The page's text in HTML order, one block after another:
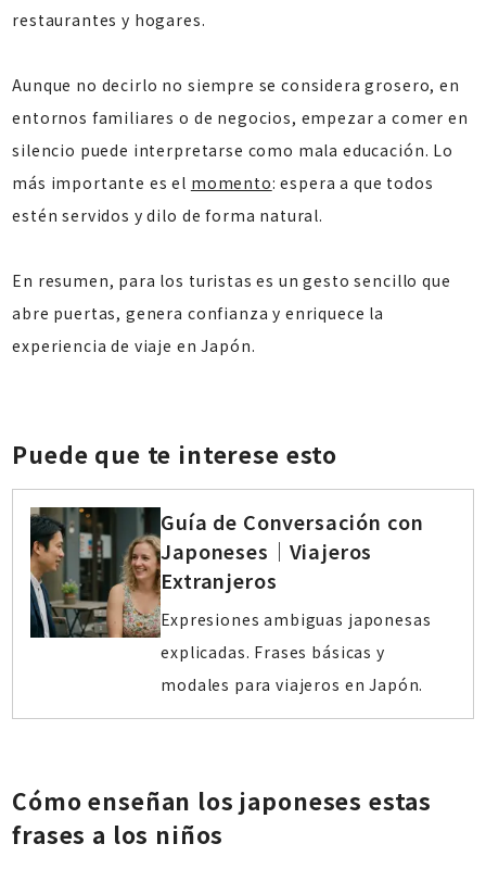
restaurantes y hogares.
Aunque no decirlo no siempre se considera grosero, en
entornos familiares o de negocios, empezar a comer en
silencio puede interpretarse como mala educación. Lo
más importante es el momento: espera a que todos
estén servidos y dilo de forma natural.
En resumen, para los turistas es un gesto sencillo que
abre puertas, genera confianza y enriquece la
experiencia de viaje en Japón.
Puede que te interese esto
Guía de Conversación con
Japoneses｜Viajeros
Extranjeros
Expresiones ambiguas japonesas
explicadas. Frases básicas y
modales para viajeros en Japón.
Cómo enseñan los japoneses estas
frases a los niños